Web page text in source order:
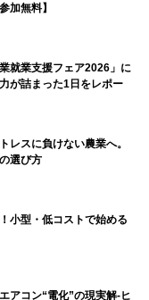
加無料】
就業支援フェア2026」に
が詰まった1日をレポー
レスに負けない農業へ。
選び方
小型・低コストで始める
アコン“電化”の現実解-ヒ